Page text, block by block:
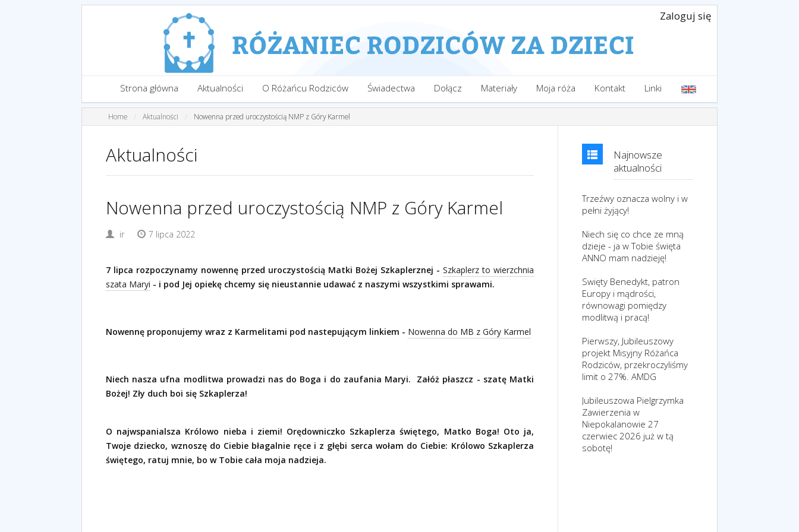
Zaloguj się
Strona główna Aktualności O Różańcu Rodziców Świadectwa Dołącz Materiały Moja róża Kontakt Linki
Home Aktualności Nowenna przed uroczystością NMP z Góry Karmel
Aktualności
Nowenna przed uroczystością NMP z Góry Karmel
ir 7 lipca 2022
7 lipca rozpoczynamy nowennę przed uroczystością Matki Bożej Szkaplerznej - Szkaplerz to wierzchnia
szata Maryi - i pod Jej opiekę chcemy się nieustannie udawać z naszymi wszystkimi sprawami.
Nowennę proponujemy wraz z Karmelitami pod nastepującym linkiem - Nowenna do MB z Góry Karmel
Niech nasza ufna modlitwa prowadzi nas do Boga i do zaufania Maryi. Załóż płaszcz - szatę Matki
Bożej! Zły duch boi się Szkaplerza!
O najwspanialsza Królowo nieba i ziemi! Orędowniczko Szkaplerza świętego, Matko Boga! Oto ja,
Twoje dziecko, wznoszę do Ciebie błagalnie ręce i z głębi serca wołam do Ciebie: Królowo Szkaplerza
świętego, ratuj mnie, bo w Tobie cała moja nadzieja.
Najnowsze
aktualności
Trzeźwy oznacza wolny i w
pełni żyjący!
Niech się co chce ze mną
dzieje - ja w Tobie święta
ANNO mam nadzieję!
Swięty Benedykt, patron
Europy i mądrości,
równowagi pomiędzy
modlitwą i pracą!
Pierwszy, Jubileuszowy
projekt Misyjny Różańca
Rodziców, przekroczyliśmy
limit o 27%. AMDG
Jubileuszowa Pielgrzymka
Zawierzenia w
Niepokalanowie 27
czerwiec 2026 już w tą
sobotę!